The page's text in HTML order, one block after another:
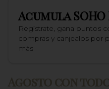
AcumulaSOHO
Regístrate, gana puntos
compras y canjealos por
más